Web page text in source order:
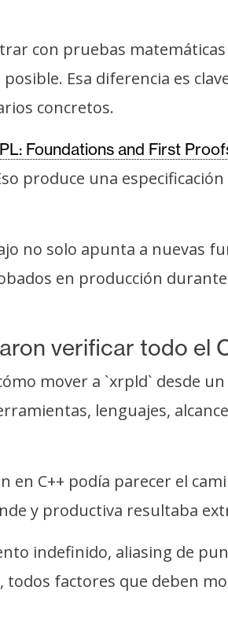
con pruebas
Esa diferencia es
concretos.
Foundations and First
produce una
no solo apunta a nuevas
en producción
verificar todo el
mover a `xrpld` desde
lenguajes,
C++ podía parecer el
y productiva resultaba
indefinido, aliasing de
factores que deben